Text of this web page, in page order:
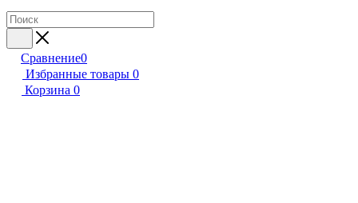
Сравнение0
Избранные товары 0
Корзина 0